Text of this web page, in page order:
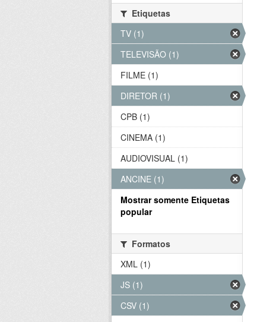
Etiquetas
TV (1)
TELEVISÃO (1)
FILME (1)
DIRETOR (1)
CPB (1)
CINEMA (1)
AUDIOVISUAL (1)
ANCINE (1)
Mostrar somente Etiquetas
popular
Formatos
XML (1)
JS (1)
CSV (1)